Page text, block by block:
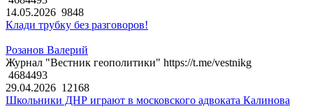
14.05.2026 9848
Клади трубку без разговоров!
Розанов Валерий
Журнал "Вестник геополитики" https://t.me/vestnikg
4684493
29.04.2026 12168
Школьники ДНР играют в московского адвоката Калинова